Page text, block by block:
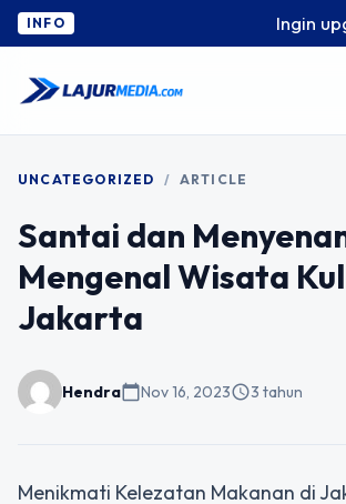
INFO Ingin
UNCATEGORIZED / ARTICLE
Santai dan
Mengenal Wisata
Jakarta
Hendracalendar_todayNov 16, 2023schedule3 tahun
Menikmati Kelezatan Makanan di